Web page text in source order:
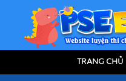
TRANG CHỦ